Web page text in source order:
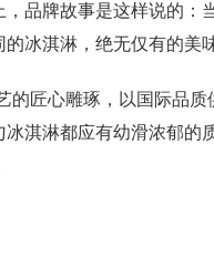
品牌故事是这样说的
冰淇淋，绝无仅有的美
的匠心雕琢，以国际品
淇淋都应有幼滑浓郁的